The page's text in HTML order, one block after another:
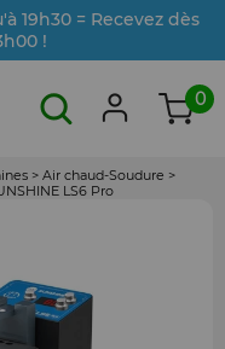
19h30 = Recevez dès
!
0
> Air chaud-Soudure >
LS6 Pro